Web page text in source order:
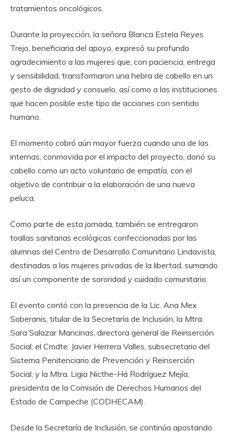
tratamientos oncológicos.
Durante la proyección, la señora Blanca Estela Reyes
Trejo, beneficiaria del apoyo, expresó su profundo
agradecimiento a las mujeres que, con paciencia, entrega
y sensibilidad, transformaron una hebra de cabello en un
gesto de dignidad y consuelo, así como a las instituciones
que hacen posible este tipo de acciones con sentido
humano.
El momento cobró aún mayor fuerza cuando una de las
internas, conmovida por el impacto del proyecto, donó su
cabello como un acto voluntario de empatía, con el
objetivo de contribuir a la elaboración de una nueva
peluca.
Como parte de esta jornada, también se entregaron
toallas sanitarias ecológicas confeccionadas por las
alumnas del Centro de Desarrollo Comunitario Lindavista,
destinadas a las mujeres privadas de la libertad, sumando
así un componente de sororidad y cuidado comunitario.
El evento contó con la presencia de la Lic. Ana Mex
Soberanis, titular de la Secretaría de Inclusión; la Mtra.
Sara Salazar Mancinas, directora general de Reinserción
Social; el Cmdte. Javier Herrera Valles, subsecretario del
Sistema Penitenciario de Prevención y Reinserción
Social; y la Mtra. Ligia Nicthe-Há Rodríguez Mejía,
presidenta de la Comisión de Derechos Humanos del
Estado de Campeche (CODHECAM).
Desde la Secretaría de Inclusión, se continúa apostando